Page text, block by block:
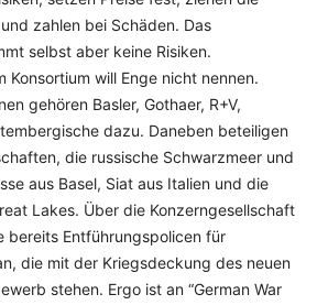
zahlen bei Schäden. Das
selbst aber keine Risiken.
Konsortium will Enge nicht nennen.
gehören Basler, Gothaer, R+V,
dazu. Daneben beteiligen
die russische Schwarzmeer und
aus Basel, Siat aus Italien und die
Lakes. Über die Konzerngesellschaft
bereits Entführungspolicen für
die mit der Kriegsdeckung des neuen
stehen. Ergo ist an “German War